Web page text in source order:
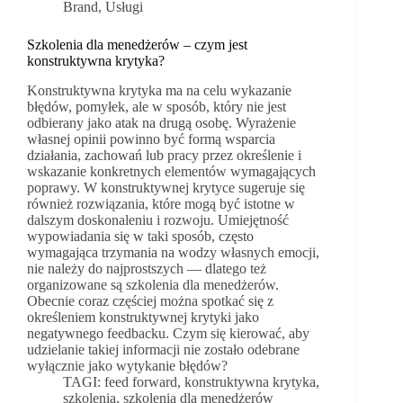
Brand, Usługi
Szkolenia dla menedżerów – czym jest
konstruktywna krytyka?
Konstruktywna krytyka ma na celu wykazanie
błędów, pomyłek, ale w sposób, który nie jest
odbierany jako atak na drugą osobę. Wyrażenie
własnej opinii powinno być formą wsparcia
działania, zachowań lub pracy przez określenie i
wskazanie konkretnych elementów wymagających
poprawy. W konstruktywnej krytyce sugeruje się
również rozwiązania, które mogą być istotne w
dalszym doskonaleniu i rozwoju. Umiejętność
wypowiadania się w taki sposób, często
wymagająca trzymania na wodzy własnych emocji,
nie należy do najprostszych — dlatego też
organizowane są szkolenia dla menedżerów.
Obecnie coraz częściej można spotkać się z
określeniem konstruktywnej krytyki jako
negatywnego feedbacku. Czym się kierować, aby
udzielanie takiej informacji nie zostało odebrane
wyłącznie jako wytykanie błędów?
TAGI: feed forward,konstruktywna krytyka,
szkolenia, szkolenia dla menedżerów